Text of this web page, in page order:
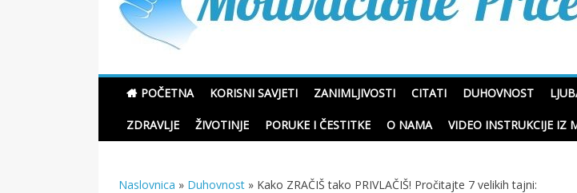
Motivacione Priče
POČETNA KORISNI SAVJETI ZANIMLJIVOSTI CITATI DUHOVNOST
ZDRAVLJE ŽIVOTINJE PORUKE I ČESTITKE O NAMA VIDEO INSTRUKCIJE IZ
Naslovnica » Duhovnost » Kako ZRAČIŠ tako PRIVLAČIŠ! Pročitajte 7 velikih tajni: